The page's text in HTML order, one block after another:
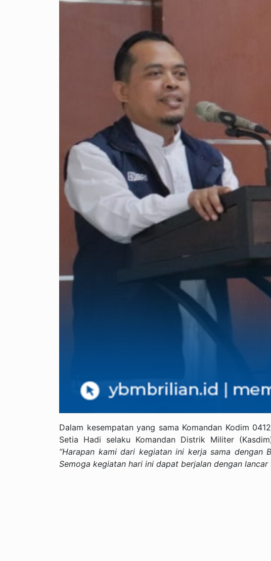
Dalam kesempatan yang sama Komandan Kodim
Setia Hadi selaku Komandan Distrik Militer
“Harapan kami dari kegiatan ini kerja sama dengan
Semoga kegiatan hari ini dapat berjalan dengan